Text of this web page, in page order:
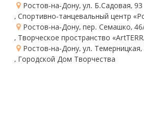
Ростов-на-Дону, ул. Б.Садовая, 93
, Спортивно-танцевальный центр
Ростов-на-Дону, пер. Семашко,
, Творческое пространство
Ростов-на-Дону, ул. Темерницкая,
, Городской Дом Творчества